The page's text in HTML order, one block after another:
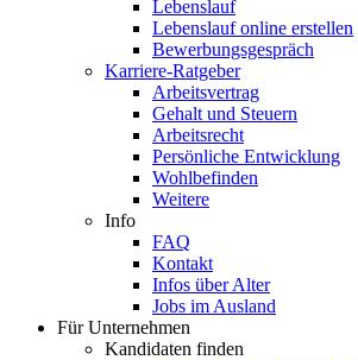
Lebenslauf
Lebenslauf online erstellen
Bewerbungsgespräch
Karriere-Ratgeber
Arbeitsvertrag
Gehalt und Steuern
Arbeitsrecht
Persönliche Entwicklung
Wohlbefinden
Weitere
Info
FAQ
Kontakt
Infos über Alter
Jobs im Ausland
Für Unternehmen
Kandidaten finden